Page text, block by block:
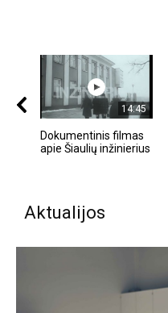
14:45
Dokumentinis filmas
apie Šiaulių inžinierius
Aktualijos